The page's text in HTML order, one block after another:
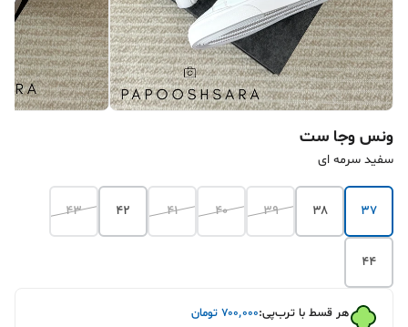
ونس وجا ست
سفید سرمه ای
۳۷ ۳۸ ۳۹ ۴۰ ۴۱ ۴۲ ۴۳
۴۴
هر قسط با ترب‌پی:۷۰۰٬۰۰۰ تومان